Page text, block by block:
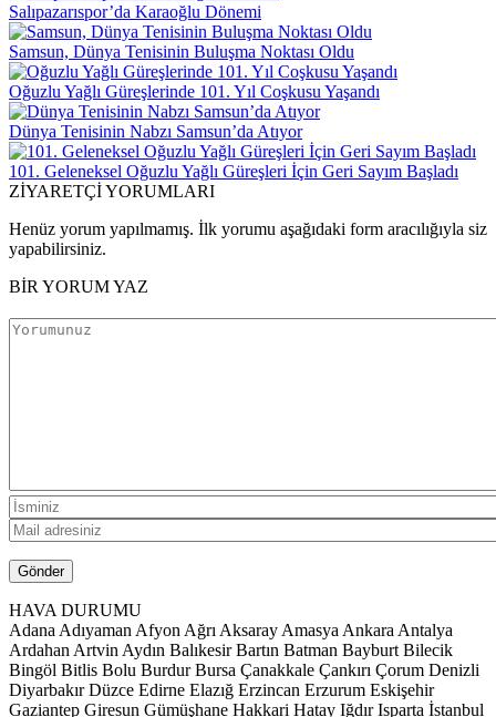
Salıpazarıspor’da Karaoğlu Dönemi
Samsun, Dünya Tenisinin Buluşma Noktası Oldu
Oğuzlu Yağlı Güreşlerinde 101. Yıl Coşkusu Yaşandı
Dünya Tenisinin Nabzı Samsun’da Atıyor
101. Geleneksel Oğuzlu Yağlı Güreşleri İçin Geri Sayım Başladı
ZİYARETÇİ YORUMLARI
Henüz yorum yapılmamış. İlk yorumu aşağıdaki form aracılığıyla siz
yapabilirsiniz.
BİR YORUM YAZ
HAVA DURUMU
Adana Adıyaman Afyon Ağrı Aksaray Amasya Ankara Antalya
Ardahan Artvin Aydın Balıkesir Bartın Batman Bayburt Bilecik
Bingöl Bitlis Bolu Burdur Bursa Çanakkale Çankırı Çorum Denizli
Diyarbakır Düzce Edirne Elazığ Erzincan Erzurum Eskişehir
Gaziantep Giresun Gümüşhane Hakkari Hatay Iğdır Isparta İstanbul